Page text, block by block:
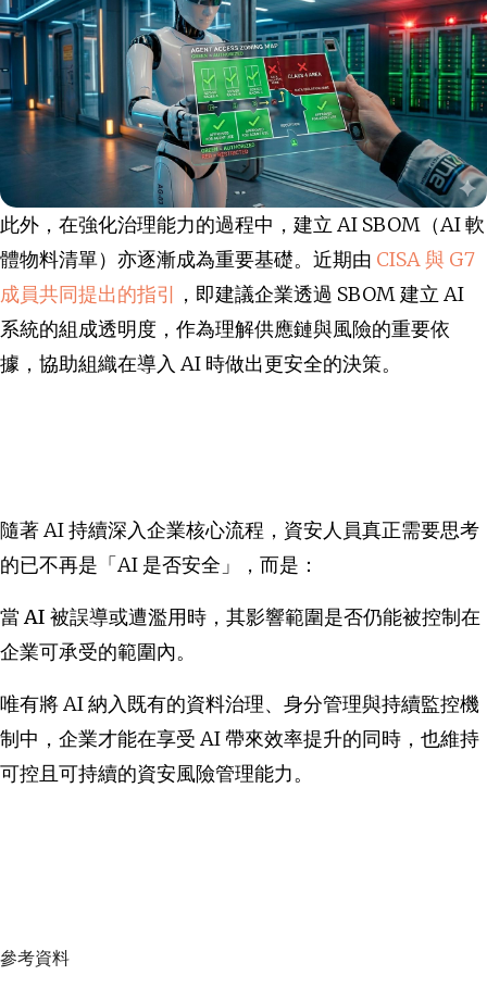
此外，在強化治理能力的過程中，建立 AI SBOM（AI 軟
體物料清單）亦逐漸成為重要基礎。近期由 CISA 與 G7
成員共同提出的指引 ，即建議企業透過 SBOM 建立 AI
系統的組成透明度，作為理解供應鏈與風險的重要依
據，協助組織在導入 AI 時做出更安全的決策。
隨著 AI 持續深入企業核心流程，資安人員真正需要思考
的已不再是「AI 是否安全」，而是：
當 AI 被誤導或遭濫用時，其影響範圍是否仍能被控制在
企業可承受的範圍內。
唯有將 AI 納入既有的資料治理、身分管理與持續監控機
制中，企業才能在享受 AI 帶來效率提升的同時，也維持
可控且可持續的資安風險管理能力。
參考資料